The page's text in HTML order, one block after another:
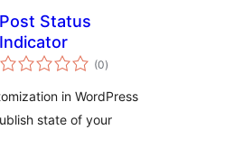
Post Status
Indicator
(0notes
en
)
in WordPress
state of your